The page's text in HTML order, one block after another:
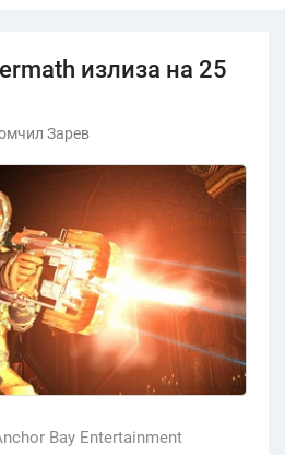
излиза на 25
Зарев
Bay Entertainment